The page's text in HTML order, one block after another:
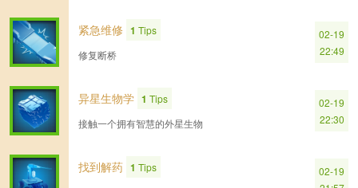
紧急维修 1 Tips
修复断桥
02-19
22:49
异星生物学 1 Tips
接触一个拥有智慧的外星生物
02-19
22:30
找到解药 1 Tips
02-19